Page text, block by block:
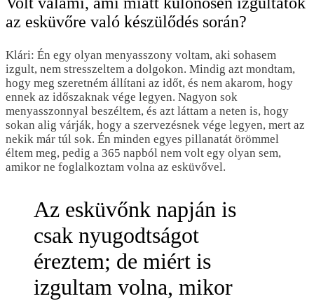
az esküvőre való készülődés során?
Klári: Én egy olyan menyasszony voltam, aki sohasem
izgult, nem stresszeltem a dolgokon. Mindig azt mondtam,
hogy meg szeretném állítani az időt, és nem akarom, hogy
ennek az időszaknak vége legyen. Nagyon sok
menyasszonnyal beszéltem, és azt láttam a neten is, hogy
sokan alig várják, hogy a szervezésnek vége legyen, mert az
nekik már túl sok. Én minden egyes pillanatát örömmel
éltem meg, pedig a 365 napból nem volt egy olyan sem,
amikor ne foglalkoztam volna az esküvővel.
Az esküvőnk napján is
csak nyugodtságot
éreztem; de miért is
izgultam volna, mikor